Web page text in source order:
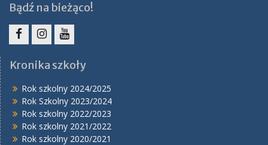
Bądź na bieżąco!
Kronika szkoły
Rok szkolny 2024/2025
Rok Szkolny 2023/2024
Rok szkolny 2022/2023
Rok szkolny 2021/2022
Rok szkolny 2020/2021